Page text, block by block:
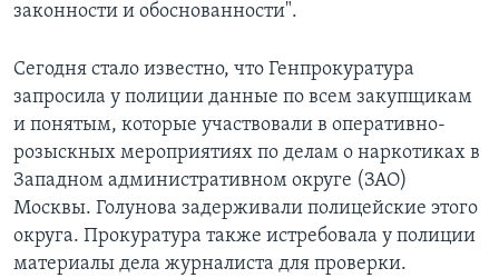
законности и обоснованности".
Сегодня стало известно, что Генпрокуратура
запросила у полиции данные по всем закупщикам
и понятым, которые участвовали в оперативно-
розыскных мероприятиях по делам о наркотиках в
Западном административном округе (ЗАО)
Москвы. Голунова задерживали полицейские этого
округа. Прокуратура также истребовала у полиции
материалы дела журналиста для проверки.